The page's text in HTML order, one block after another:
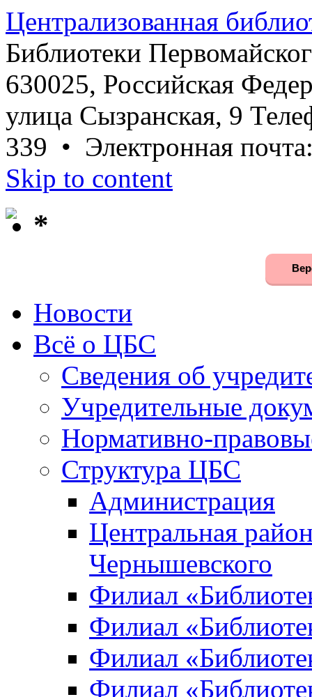
Централизованная
Библиотеки
630025, Российская
улица Сызранская, 9
339 • Электронная
Skip to content
*
Новости
Всё о ЦБС
Сведения об
Учредительные
Нормативно-
Структура ЦБС
Администрация
Центральная
Чернышевского
Филиал
Филиал
Филиал
Филиал